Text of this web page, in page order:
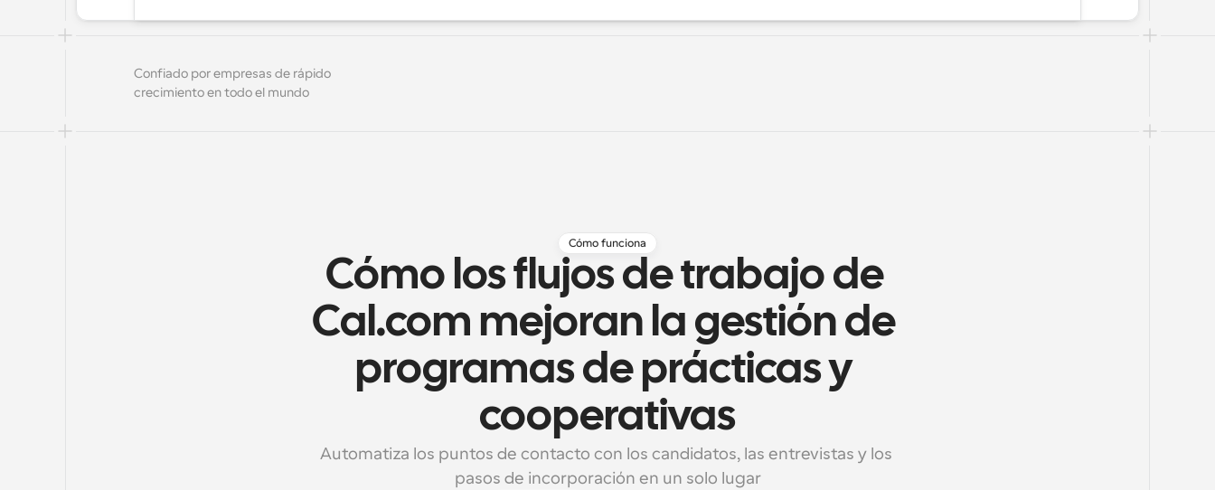
Confiado por empresas de rápido
crecimiento en todo el mundo
Cómo funciona
Cómo los flujos de trabajo de
Cal.com mejoran la gestión de
programas de prácticas y
cooperativas
Automatiza los puntos de contacto con los candidatos, las entrevistas y los
pasos de incorporación en un solo lugar